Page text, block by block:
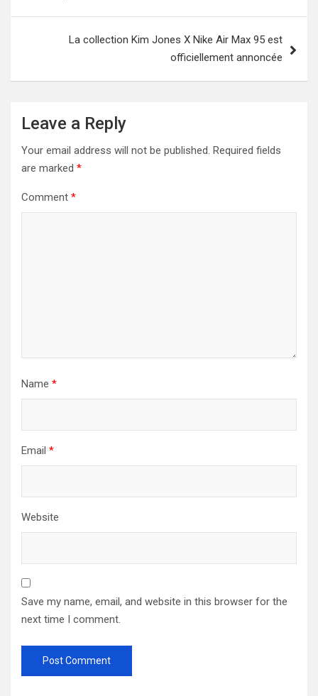
La collection Kim Jones X Nike Air Max 95 est
officiellement annoncée
Leave a Reply
Your email address will not be published. Required fields
are marked *
Comment *
Name *
Email *
Website
Save my name, email, and website in this browser for the
next time I comment.